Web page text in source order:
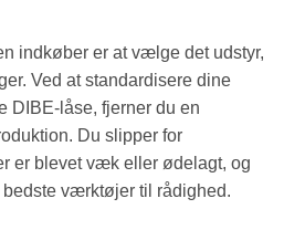
indkøber er at vælge det udstyr,
Ved at standardisere dine
DIBE-låse, fjerner du en
Du slipper for
er blevet væk eller ødelagt, og
værktøjer til rådighed.